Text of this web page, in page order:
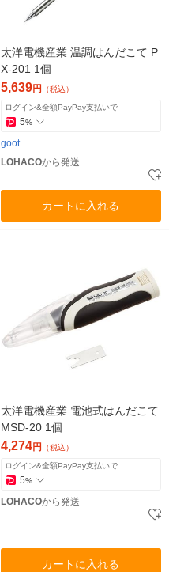
太洋電機産業 温調はんだこて P
X-201 1個
5,639円 （税込）
ログイン&全額PayPay支払いで
5%
goot
LOHACOから発送
カートに入れる
太洋電機産業 電池式はんだこて
MSD-20 1個
4,274円 （税込）
ログイン&全額PayPay支払いで
5%
LOHACOから発送
カートに入れる